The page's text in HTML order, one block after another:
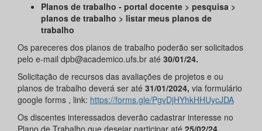
Planos de trabalho - portal docente > pesquisa >
planos de trabalho > listar meus planos de
trabalho
Os pareceres dos planos de trabalho poderão ser solicitados
pelo e-mail dpb@academico.ufs.br até 30/01/24.
Solicitação de recursos das avaliações de projetos e ou
planos de trabalho deverá ser até 31/01/2024, via formulário
google forms , link: https://forms.gle/PgvDjHYhkHHUycJDA
Os discentes interessados deverão cadastrar interesse no